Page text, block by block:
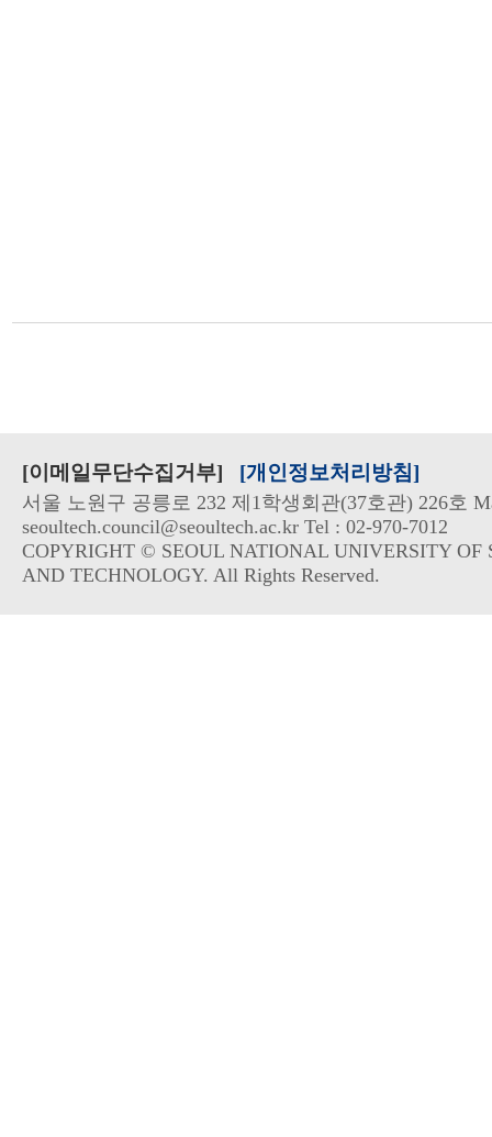
[이메일무단수집거부] [개인정보처리방침]
서울 노원구 공릉로 232 제1학생회관(37호관) 226호
seoultech.council@seoultech.ac.kr Tel : 02-970-7012
COPYRIGHT © SEOUL NATIONAL UNIVERSITY OF
AND TECHNOLOGY. All Rights Reserved.